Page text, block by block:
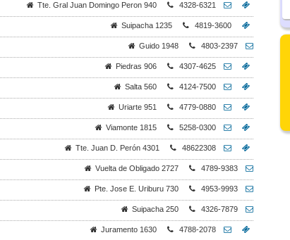
Tte. Gral Juan Domingo Peron 940 4328-6321
Suipacha 1235 4819-3600
Guido 1948 4803-2397
Piedras 906 4307-4625
Salta 560 4124-7500
Uriarte 951 4779-0880
Viamonte 1815 5258-0300
Tte. Juan D. Perón 4301 48622308
Vuelta de Obligado 2727 4789-9383
Pte. Jose E. Uriburu 730 4953-9993
Suipacha 250 4326-7879
Juramento 1630 4788-2078